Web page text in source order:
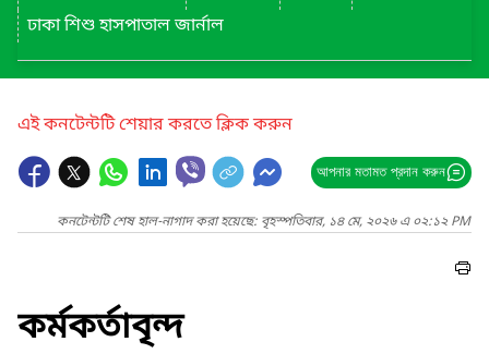
ঢাকা শিশু হাসপাতাল জার্নাল
এই কনটেন্টটি শেয়ার করতে ক্লিক করুন
আপনার মতামত প্রদান করুন
কনটেন্টটি শেষ হাল-নাগাদ করা হয়েছে: বৃহস্পতিবার, ১৪ মে, ২০২৬ এ ০২:১২ PM
কর্মকর্তাবৃন্দ